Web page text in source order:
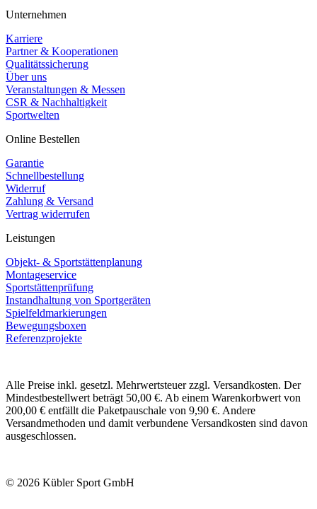
Unternehmen
Karriere
Partner & Kooperationen
Qualitätssicherung
Über uns
Veranstaltungen & Messen
CSR & Nachhaltigkeit
Sportwelten
Online Bestellen
Garantie
Schnellbestellung
Widerruf
Zahlung & Versand
Vertrag widerrufen
Leistungen
Objekt- & Sportstättenplanung
Montageservice
Sportstättenprüfung
Instandhaltung von Sportgeräten
Spielfeldmarkierungen
Bewegungsboxen
Referenzprojekte
Alle Preise inkl. gesetzl. Mehrwertsteuer zzgl. Versandkosten. Der
Mindestbestellwert beträgt 50,00 €. Ab einem Warenkorbwert von
200,00 € entfällt die Paketpauschale von 9,90 €. Andere
Versandmethoden und damit verbundene Versandkosten sind davon
ausgeschlossen.
© 2026 Kübler Sport GmbH